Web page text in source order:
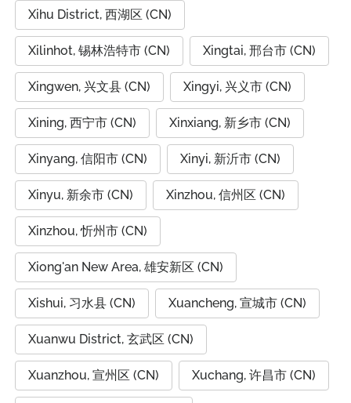
Xihu District, 西湖区 (CN)
Xilinhot, 锡林浩特市 (CN) Xingtai, 邢台市 (CN)
Xingwen, 兴文县 (CN) Xingyi, 兴义市 (CN)
Xining, 西宁市 (CN) Xinxiang, 新乡市 (CN)
Xinyang, 信阳市 (CN) Xinyi, 新沂市 (CN)
Xinyu, 新余市 (CN) Xinzhou, 信州区 (CN)
Xinzhou, 忻州市 (CN)
Xiong'an New Area, 雄安新区 (CN)
Xishui, 习水县 (CN) Xuancheng, 宣城市 (CN)
Xuanwu District, 玄武区 (CN)
Xuanzhou, 宣州区 (CN) Xuchang, 许昌市 (CN)